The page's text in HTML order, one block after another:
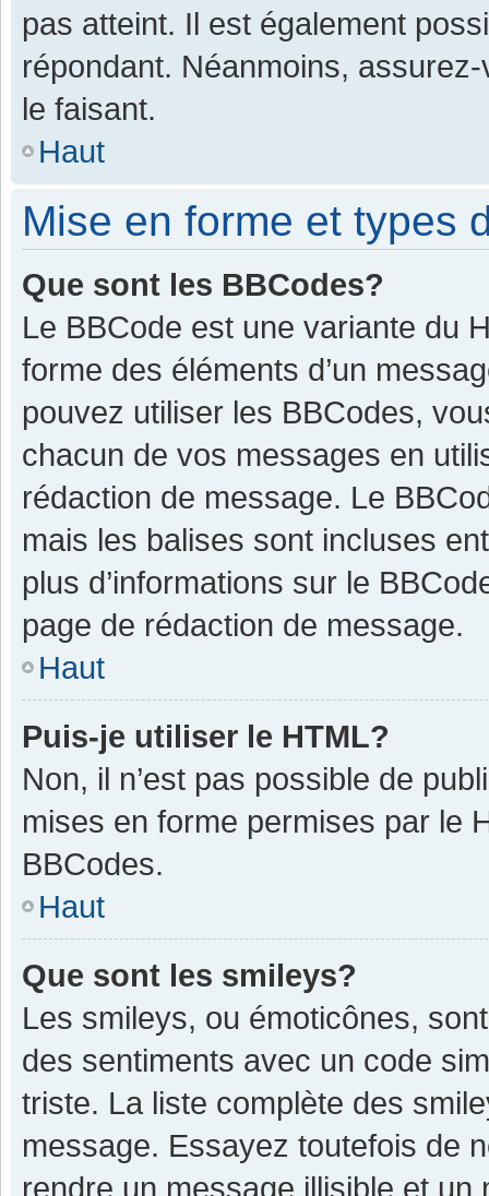
pas atteint. Il est également
répondant. Néanmoins,
le faisant.
Haut
Mise en forme et types
Que sont les BBCodes?
Le BBCode est une variante du
forme des éléments d’un
pouvez utiliser les BBCodes,
chacun de vos messages en
rédaction de message. Le
mais les balises sont incluses
plus d’informations sur le
page de rédaction de message.
Haut
Puis-je utiliser le HTML?
Non, il n’est pas possible de
mises en forme permises par le
BBCodes.
Haut
Que sont les smileys?
Les smileys, ou émoticônes,
des sentiments avec un code
triste. La liste complète des
message. Essayez toutefois de
rendre un message illisible et